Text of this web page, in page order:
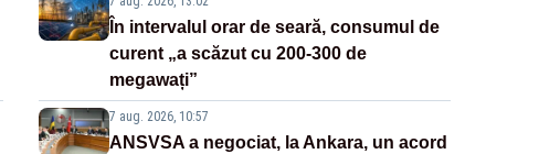
În intervalul orar de seară, consumul de
curent „a scăzut cu 200-300 de
megawați”
7 aug. 2026, 10:57
ANSVSA a negociat, la Ankara, un acord